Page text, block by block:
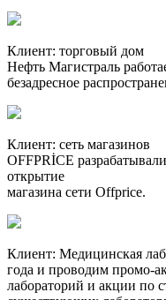
Клиент: торговый дом
Нефть Магистраль
безадресное
Клиент: сеть магазинов
OFFPRİCE
открытие
магазина сети Offprice.
Клиент: Медицинская
года и проводим промо-
лабораторий и акции по